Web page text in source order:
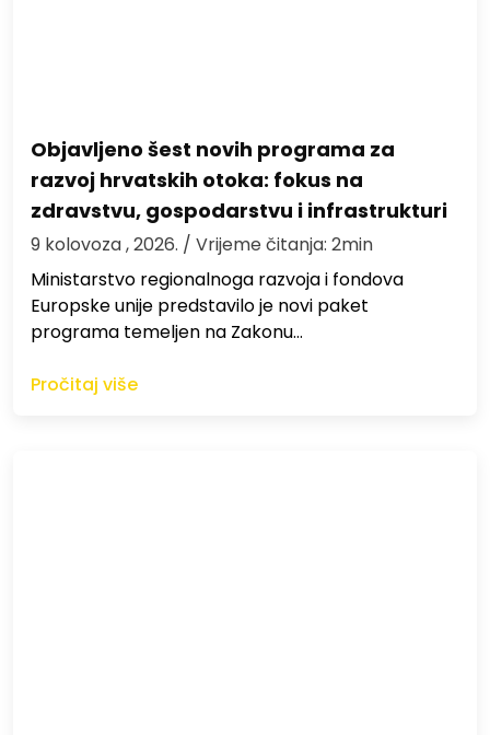
Objavljeno šest novih programa za
razvoj hrvatskih otoka: fokus na
zdravstvu, gospodarstvu i infrastrukturi
9 kolovoza , 2026. / Vrijeme čitanja: 2min
Ministarstvo regionalnoga razvoja i fondova
Europske unije predstavilo je novi paket
programa temeljen na Zakonu…
Pročitaj više